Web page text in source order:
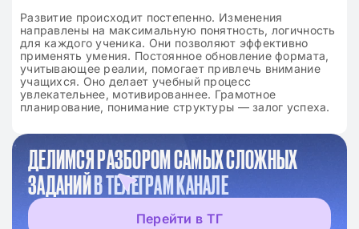
Развитие происходит постепенно. Изменения
направлены на максимальную понятность, логичность
для каждого ученика. Они позволяют эффективно
применять умения. Постоянное обновление формата,
учитывающее реалии, помогает привлечь внимание
учащихся. Оно делает учебный процесс
увлекательнее, мотивированнее. Грамотное
планирование, понимание структуры — залог успеха.
ДЕЛИМСЯ РАЗБОРОМ САМЫХ СЛОЖНЫХ
ЗАДАНИЙВ ТЕЛЕГРАМ КАНАЛЕ
Перейти в ТГ